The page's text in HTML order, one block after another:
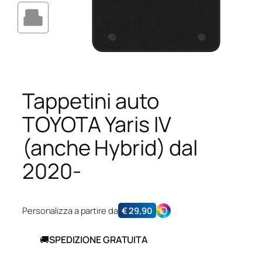
Tappetini auto
TOYOTA Yaris IV
(anche Hybrid) dal
2020-
Personalizza a partire da €29,90
🚚SPEDIZIONE GRATUITA